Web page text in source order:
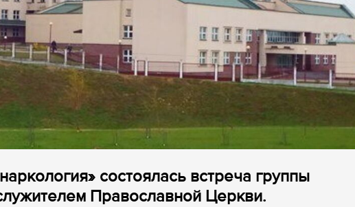
состоялась встреча группы
Православной Церкви.